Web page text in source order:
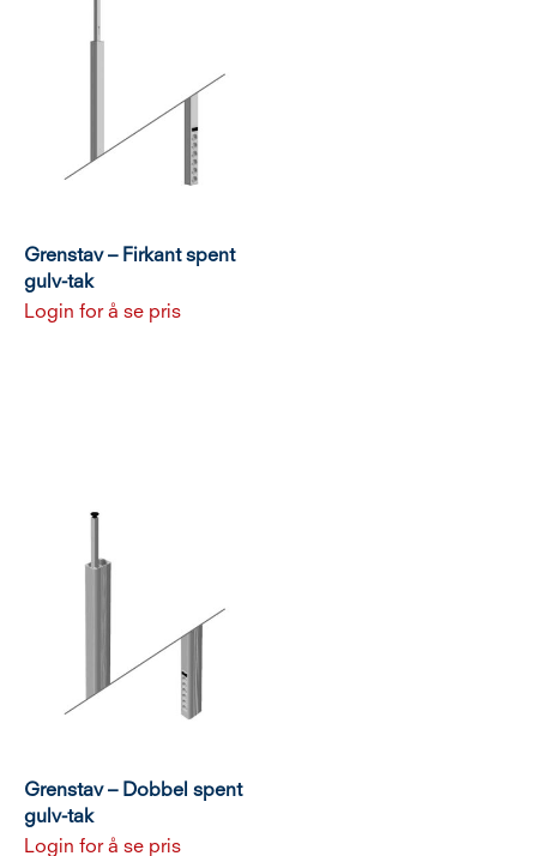
Grenstav – Firkant spent
gulv-tak
Login for å se pris
Grenstav – Dobbel spent
gulv-tak
Login for å se pris